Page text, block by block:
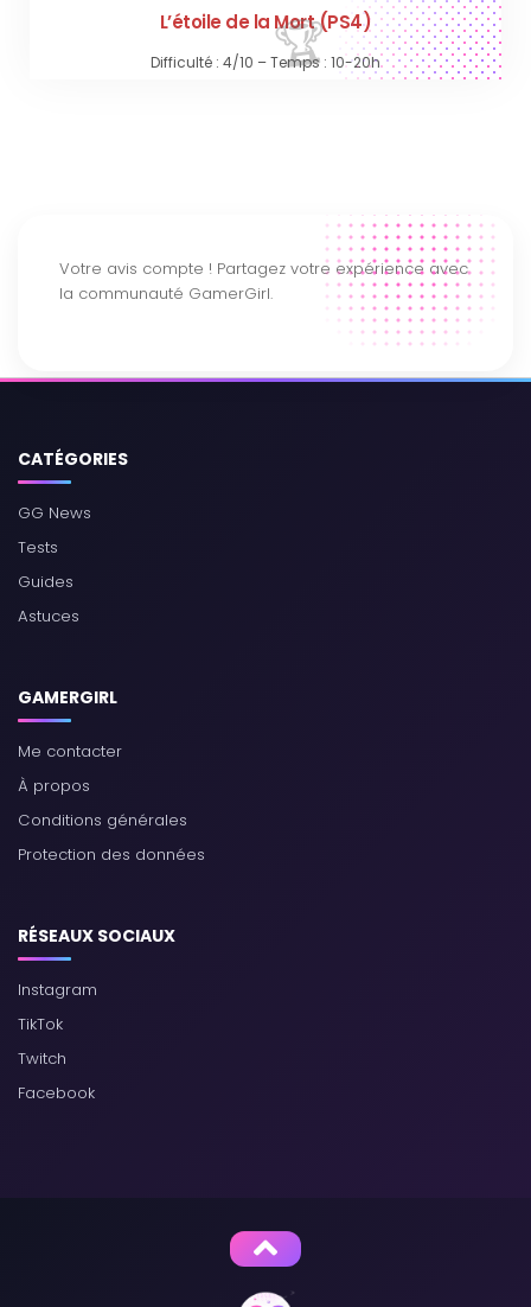
L’étoile de la Mort (PS4)
Difficulté : 4/10 – Temps : 10-20h
CATÉGORIES
GG News
Tests
Guides
Astuces
GAMERGIRL
Me contacter
À propos
Conditions générales
Protection des données
RÉSEAUX SOCIAUX
Instagram
TikTok
Twitch
Facebook